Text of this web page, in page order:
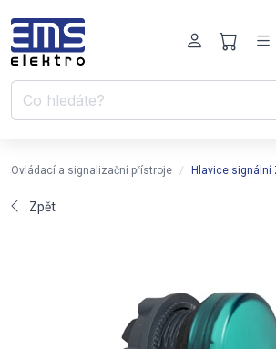
Ovládací a signalizační přístroje Hlavice signální
Zpět